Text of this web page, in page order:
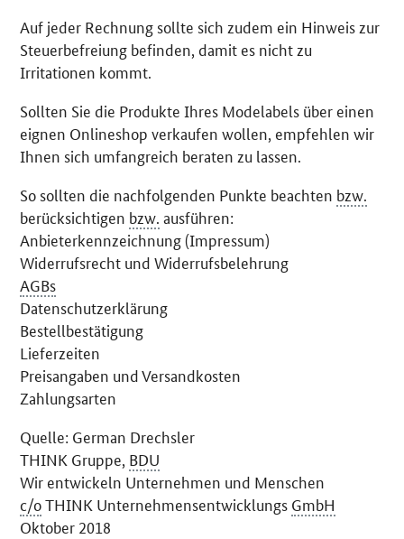
Auf jeder Rechnung sollte sich zudem ein Hinweis zur
Steuerbefreiung befinden, damit es nicht zu
Irritationen kommt.
Sollten Sie die Produkte Ihres Modelabels über einen
eignen Onlineshop verkaufen wollen, empfehlen wir
Ihnen sich umfangreich beraten zu lassen.
So sollten die nachfolgenden Punkte beachten bzw.
berücksichtigen bzw. ausführen:
Anbieterkennzeichnung (Impressum)
Widerrufsrecht und Widerrufsbelehrung
AGBs
Datenschutzerklärung
Bestellbestätigung
Lieferzeiten
Preisangaben und Versandkosten
Zahlungsarten
Quelle: German Drechsler
THINK Gruppe, BDU
Wir entwickeln Unternehmen und Menschen
c/oTHINK Unternehmensentwicklungs GmbH
Oktober 2018